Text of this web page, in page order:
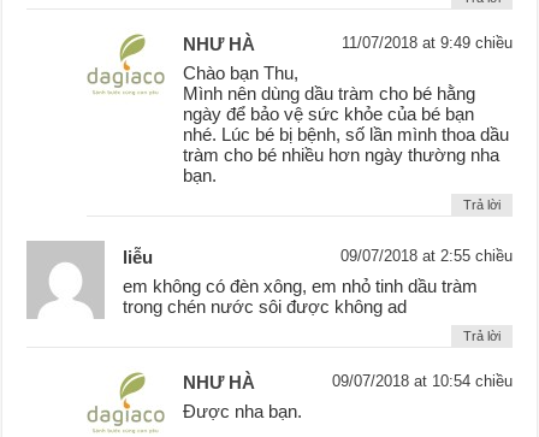
NHƯ HÀ 11/07/2018 at 9:49 chiều
Chào bạn Thu,
Mình nên dùng dầu tràm cho bé hằng
ngày để bảo vệ sức khỏe của bé bạn
nhé. Lúc bé bị bệnh, số lần mình thoa dầu
tràm cho bé nhiều hơn ngày thường nha
bạn.
Trả lời
liễu 09/07/2018 at 2:55 chiều
em không có đèn xông, em nhỏ tinh dầu tràm
trong chén nước sôi được không ad
Trả lời
NHƯ HÀ 09/07/2018 at 10:54 chiều
Được nha bạn.